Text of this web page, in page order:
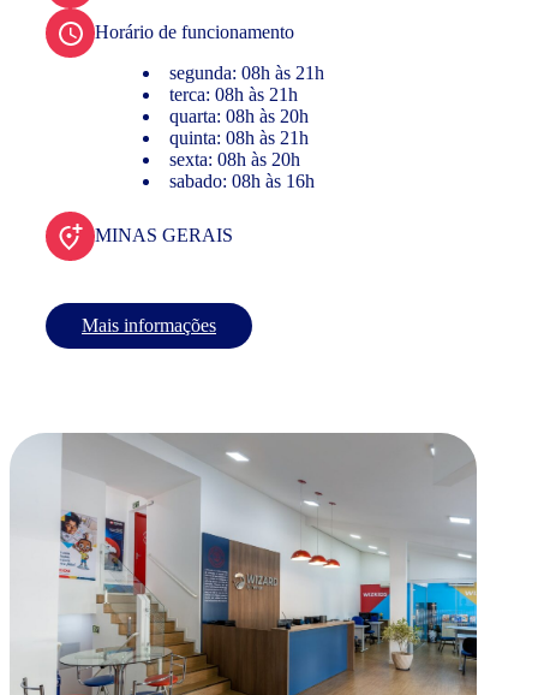
Horário de funcionamento
segunda: 08h às 21h
terca: 08h às 21h
quarta: 08h às 20h
quinta: 08h às 21h
sexta: 08h às 20h
sabado: 08h às 16h
MINAS GERAIS
Mais informações